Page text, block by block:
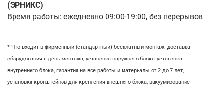
(ЭРНИКС)
Время работы: ежедневно 09:00-19:00, без перерывов
* Что входит в фирменный (стандартный) бесплатный монтаж: доставка
оборудования в день монтажа, установка наружного блока, установка
внутреннего блока, гарантия на все работы и материалы от 2 до 7 лет,
установка кронштейнов для крепления внешнего блока, вакуумирование